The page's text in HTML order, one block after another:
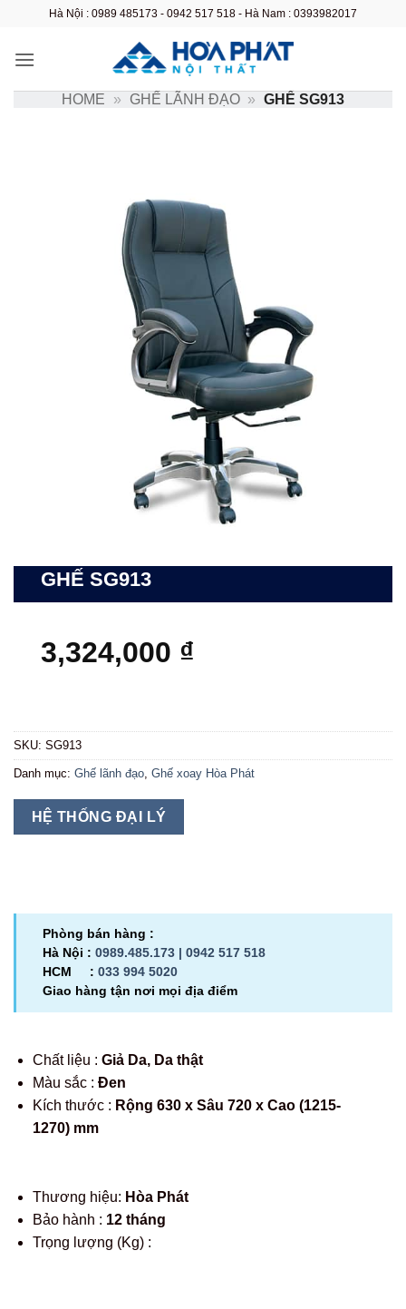
nội
Hà Nội : 0989 485173 - 0942 517 518 - Hà Nam : 0393982017
HOME » GHẾ LÃNH ĐẠO » GHẾ SG913
GHẾ SG913
3,324,000 ₫
SKU: SG913
Danh mục: Ghế lãnh đạo Ghế xoay Hòa Phát
HỆ THỐNG ĐẠI LÝ
Phòng bán hàng :
Hà Nội : 0989.485.173 | 0942 517 518
HCM : 033 994 5020
Giao hàng tận nơi mọi địa điểm
Chất liệu : Giả Da, Da thật
Màu sắc : Đen
Kích thước : Rộng 630 x Sâu 720 x Cao (1215-
1270) mm
Thương hiệu: Hòa Phát
Bảo hành : 12 tháng
Trọng lượng (Kg) :